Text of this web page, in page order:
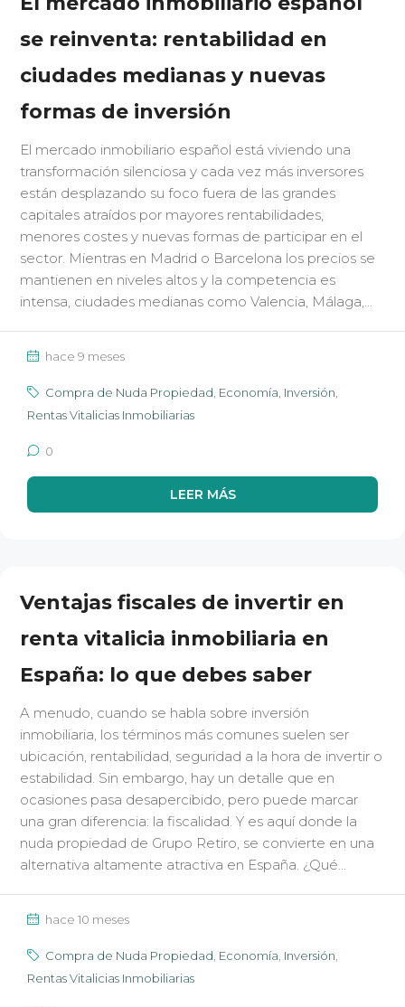
se reinventa: rentabilidad en
ciudades medianas y nuevas
formas de inversión
El mercado inmobiliario español está viviendo una
transformación silenciosa y cada vez más inversores
están desplazando su foco fuera de las grandes
capitales atraídos por mayores rentabilidades,
menores costes y nuevas formas de participar en el
sector. Mientras en Madrid o Barcelona los precios se
mantienen en niveles altos y la competencia es
intensa, ciudades medianas como Valencia, Málaga,...
hace 9 meses
Compra de Nuda Propiedad, Economía, Inversión,
Rentas Vitalicias Inmobiliarias
0
LEER MÁS
Ventajas fiscales de invertir en
renta vitalicia inmobiliaria en
España: lo que debes saber
A menudo, cuando se habla sobre inversión
inmobiliaria, los términos más comunes suelen ser
ubicación, rentabilidad, seguridad a la hora de invertir o
estabilidad. Sin embargo, hay un detalle que en
ocasiones pasa desapercibido, pero puede marcar
una gran diferencia: la fiscalidad. Y es aquí donde la
nuda propiedad de Grupo Retiro, se convierte en una
alternativa altamente atractiva en España. ¿Qué...
hace 10 meses
Compra de Nuda Propiedad, Economía, Inversión,
Rentas Vitalicias Inmobiliarias